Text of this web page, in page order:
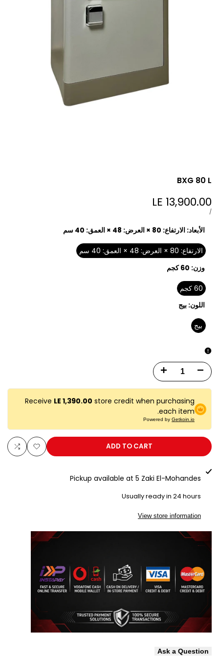
BXG 80 L
Sale
price
LE 13,900.00
UNIT/
الأبعاد:الارتفاع: 80 × العرض: 48 × العمق: 40 سم
الارتفاع: 80 × العرض: 48 × العمق: 40 سم
وزن: 60 كجم
60 كجم
اللون:بيج
بيج
Decrease
quantity
for
Increase
quantity
Receive LE 1,390.00 store credit when purchasing
each item.
Powered by Getkoin.io
ADD TO CART
Add
Add
Pickup available at 5 Zaki El-Mohandes
Usually ready in 24 hours
View store information
Ask a Question